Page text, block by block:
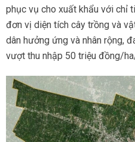
phục vụ cho xuất khẩu với chỉ
đơn vị diện tích cây trồng và
dân hưởng ứng và nhân rộng,
vượt thu nhập 50 triệu đồng/